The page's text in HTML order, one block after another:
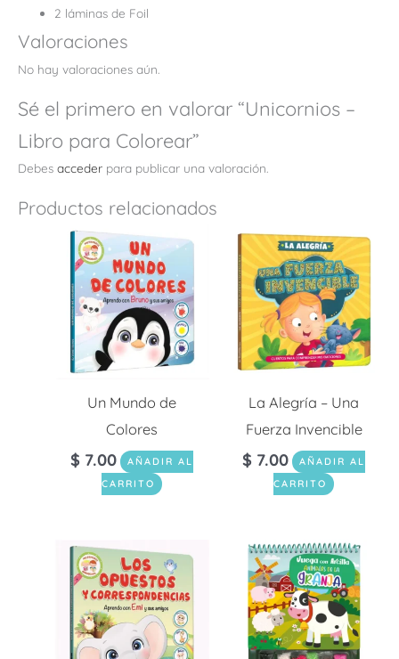
2 láminas de Foil
Valoraciones
No hay valoraciones aún.
Sé el primero en valorar “Unicornios –
Libro para Colorear”
Debes acceder para publicar una valoración.
Productos relacionados
Un Mundo de
Colores
$ 7.00
AÑADIR AL
CARRITO
La Alegría – Una
Fuerza Invencible
$ 7.00
AÑADIR AL
CARRITO